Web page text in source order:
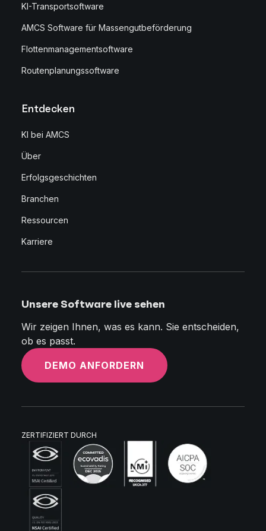
KI-Transportsoftware
AMCS Software für Massengutbeförderung
Flottenmanagementsoftware
Routenplanungssoftware
Entdecken
KI bei AMCS
Über
Erfolgsgeschichten
Branchen
Ressourcen
Karriere
Unsere Software live sehen
Wir zeigen Ihnen, was es kann. Sie entscheiden,
ob es passt.
DEMO ANFORDERN
ZERTIFIZIERT DURCH